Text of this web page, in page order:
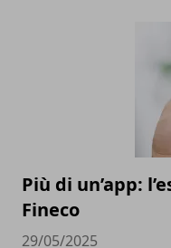
Più di un’app:
Fineco
29/05/2025